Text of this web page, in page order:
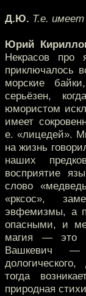
Д.Ю. Т.е. имеет
Юрий
Некрасов
приключалось
морские
серьёзен,
юмористом
имеет
е. «лицедей».
на жизнь
наших
восприятие
слово
«рксос»,
эвфемизмы, а
опасными, и
магия — это
Вашкевич —
тогда
природная